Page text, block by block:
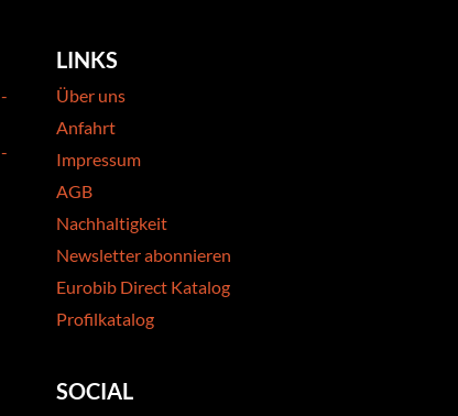
LINKS
Über uns
Anfahrt
Impressum
AGB
Nachhaltigkeit
Newsletter abonnieren
Eurobib Direct Katalog
Profilkatalog
SOCIAL